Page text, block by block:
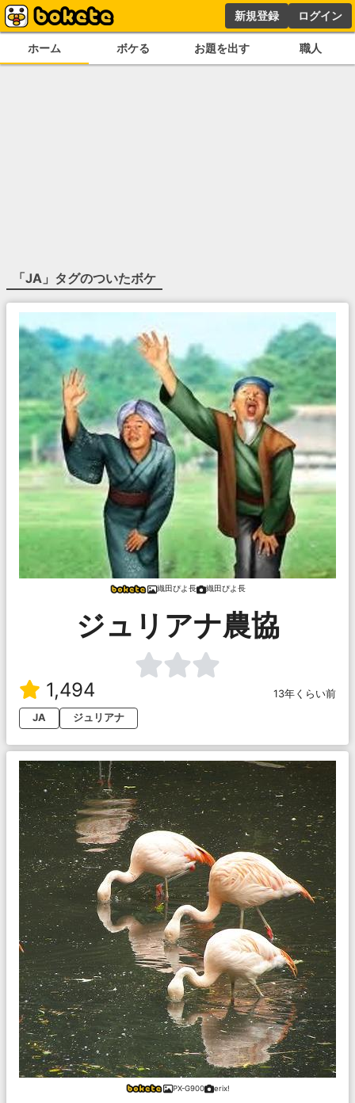
新規登録 ログイン
ホーム ボケる お題を出す 職人
「JA 」タグのついたボケ
織田ぴよ長 織田ぴよ長
ジュリアナ農協
1,494
13年くらい前
JA
ジュリアナ
PX-G900 erix!